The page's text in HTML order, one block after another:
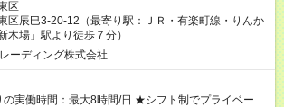
も！ ★住宅手当など、各種手当も充実しています。
】試用期間あり 試用期間の長さ：1ヶ月 雇用形態、
用時と同じです。 使用期間中は、社会保険など福利
が制限される場合もあります。
働き方： 長期 週／勤務回数： フ
いです 祝い金の有無： 祝い金なし 履歴書の有
区
区辰巳3-20-12（最寄り駅：ＪＲ・有楽町線・りんか
木場」駅より徒歩７分）
ーディング株式会社
の実働時間：最大8時間/日 ★シフト制でプライベート